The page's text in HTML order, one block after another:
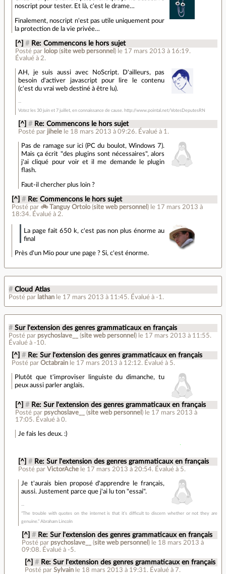
noscript pour tester. Et là, c'est le drame…
Finalement, noscript n'est pas utile uniquement pour
la protection de la vie privée…
[^] # Re: Commencons le hors sujet
Posté par lolop(site web personnel ) le 17 mars 2013 à 16:19.
Évalué à 2.
AH, je suis aussi avec NoScript. D'ailleurs, pas
besoin d'activer javascript pour lire le contenu
(c'est du vrai web destiné à être lu).
Votez les 30 juin et 7 juillet, en connaissance de cause. http://www.pointal.net/VotesDeputesRN
[^] # Re: Commencons le hors sujet
Posté par jihele le 18 mars 2013 à 09:26. Évalué à 1.
Pas de ramage sur ici (PC du boulot, Windows 7).
Mais ça écrit "des plugins sont nécessaires", alors
j'ai cliqué pour voir et il me demande le plugin
flash.
Faut-il chercher plus loin ?
[^] # Re: Commencons le hors sujet
Posté par 🚲 Tanguy Ortolo(site web personnel ) le 17 mars 2013 à
18:34. Évalué à 2.
La page fait 650 k, c'est pas non plus énorme au
final
Près d'un Mio pour une page ? Si, c'est énorme.
# Cloud Atlas
Posté par lathan le 17 mars 2013 à 11:45. Évalué à -1 .
# Sur l'extension des genres grammaticaux en français
Posté par psychoslave__ (site web personnel ) le 17 mars 2013 à 11:55.
Évalué à -10.
[^] # Re: Sur l'extension des genres grammaticaux en français
Posté parOctabrain le 17 mars 2013 à 12:12. Évalué à 5.
Plutôt que t'improviser linguiste du dimanche, tu
peux aussi parler anglais.
[^] # Re: Sur l'extension des genres grammaticaux en français
Posté par psychoslave__ (site web personnel ) le 17 mars 2013 à
17:05. Évalué à 0.
Je fais les deux. :)
[^] # Re: Sur l'extension des genres grammaticaux en français
Posté parVictorAche le 17 mars 2013 à 20:54. Évalué à 5.
Je t'aurais bien proposé d'apprendre le français,
aussi. Justement parce que j'ai lu ton "essai".
"The trouble with quotes on the internet is that it’s difficult to discern whether or not they are
genuine.” Abraham Lincoln
[^] # Re: Sur l'extension des genres grammaticaux en français
Posté par psychoslave__ (site web personnel ) le 18 mars 2013 à
09:08. Évalué à -5.
[^] # Re: Sur l'extension des genres grammaticaux en français
Posté par Sylvain le 18 mars 2013 à 19:31 . Évalué à 7.